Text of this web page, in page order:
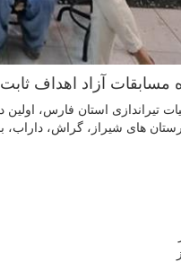
مسابقات آزاد اهداف